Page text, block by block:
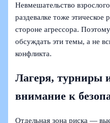
Невмешательство
раздевалке тоже
стороне агрессора.
обсуждать эти темы, а не
конфликта.
Лагеря, турниры
внимание к
Отдельная зона риска —